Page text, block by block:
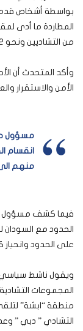
بواسطة أشخاص
من التشاديين ونحو 22 جريح”.
وأكد المتحدث أن
الأمن والاستقرار
مسؤول
انقسام
منهم
فيما كشف مسؤول
الحدود مع السودان
على الحدود
ويقول ناشط
المجموعات
منطقة “ابشة”
التشادي ” دبي ”